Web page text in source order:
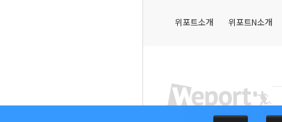
위포트소개 위포트N소개